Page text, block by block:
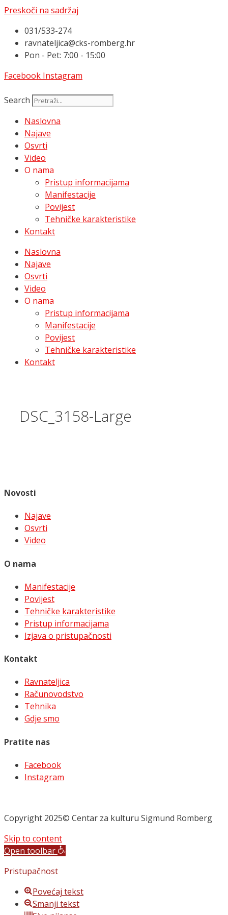
Preskoči na sadržaj
031/533-274
ravnateljica@cks-romberg.hr
Pon - Pet: 7:00 - 15:00
Facebook Instagram
Search
Naslovna
Najave
Osvrti
Video
O nama
Pristup informacijama
Manifestacije
Povijest
Tehničke karakteristike
Kontakt
Naslovna
Najave
Osvrti
Video
O nama
Pristup informacijama
Manifestacije
Povijest
Tehničke karakteristike
Kontakt
DSC_3158-Large
Novosti
Najave
Osvrti
Video
O nama
Manifestacije
Povijest
Tehničke karakteristike
Pristup informacijama
Izjava o pristupačnosti
Kontakt
Ravnateljica
Računovodstvo
Tehnika
Gdje smo
Pratite nas
Facebook
Instagram
Copyright 2025© Centar za kulturu Sigmund Romberg
Skip to content
Open toolbar
Pristupačnost
Povećaj tekst
Smanji tekst